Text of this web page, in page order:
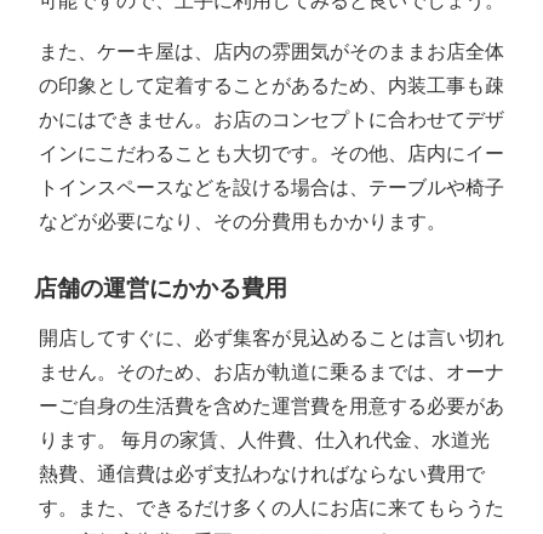
また、ケーキ屋は、店内の雰囲気がそのままお店全体
の印象として定着することがあるため、内装工事も疎
かにはできません。お店のコンセプトに合わせてデザ
インにこだわることも大切です。その他、店内にイー
トインスペースなどを設ける場合は、テーブルや椅子
などが必要になり、その分費用もかかります。
店舗の運営にかかる費用
開店してすぐに、必ず集客が見込めることは言い切れ
ません。そのため、お店が軌道に乗るまでは、オーナ
ーご自身の生活費を含めた運営費を用意する必要があ
ります。 毎月の家賃、人件費、仕入れ代金、水道光
熱費、通信費は必ず支払わなければならない費用で
す。また、できるだけ多くの人にお店に来てもらうた